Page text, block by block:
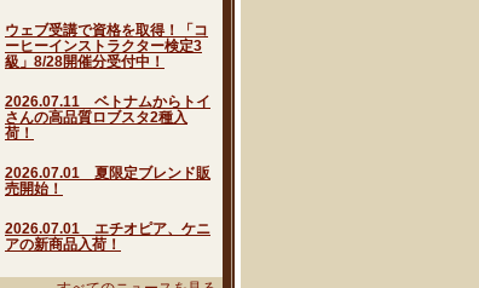
ウェブ受講で資格を取得！「コ
ーヒーインストラクター検定3
級」8/28開催分受付中！
2026.07.11 ベトナムからトイ
さんの高品質ロブスタ2種入
荷！
2026.07.01 夏限定ブレンド販
売開始！
2026.07.01 エチオピア、ケニ
アの新商品入荷！